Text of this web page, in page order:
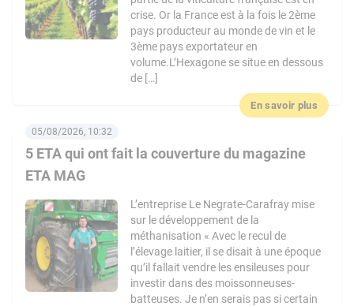
crise. Or la France est à la fois le 2ème
pays producteur au monde de vin et le
3ème pays exportateur en
volume.L’Hexagone se situe en dessous
de […]
En savoir plus
5 ETA qui ont fait la couverture du magazine
ETA MAG
05/08/2026, 10:32
L’entreprise Le Negrate-Carafray mise
sur le développement de la
méthanisation « Avec le recul de
l’élevage laitier, il se disait à une époque
qu’il fallait vendre les ensileuses pour
investir dans des moissonneuses-
batteuses. Je n’en serais pas si certain